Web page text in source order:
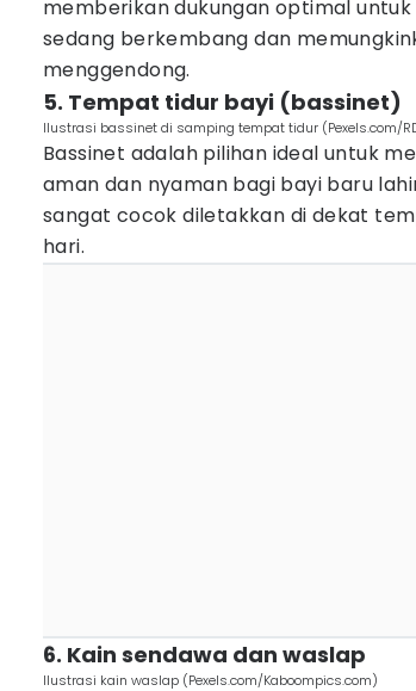
memberikan dukungan optimal
sedang berkembang dan
menggendong.
5. Tempat tidur bayi (bassinet)
Ilustrasi bassinet di samping tempat tidur (Pexels.com/
Bassinet adalah pilihan ideal untuk
aman dan nyaman bagi bayi baru
sangat cocok diletakkan di dekat
hari.
6. Kain sendawa dan waslap
Ilustrasi kain waslap (Pexels.com/Kaboompics.com)